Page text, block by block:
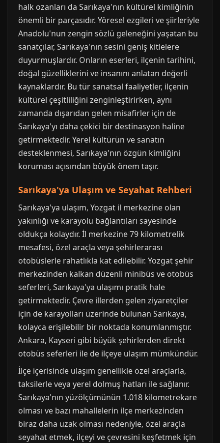
halk ozanları da Sarıkaya'nın kültürel kimliğinin
önemli bir parçasıdır. Yöresel ezgileri ve şiirleriyle
Anadolu'nun zengin sözlü geleneğini yaşatan bu
sanatçılar, Sarıkaya'nın sesini geniş kitlelere
duyurmuşlardır. Onların eserleri, ilçenin tarihini,
doğal güzelliklerini ve insanını anlatan değerli
kaynaklardır. Bu tür sanatsal faaliyetler, ilçenin
kültürel çeşitliliğini zenginleştirirken, aynı
zamanda dışarıdan gelen misafirler için de
Sarıkaya'yı daha çekici bir destinasyon haline
getirmektedir. Yerel kültürün ve sanatın
desteklenmesi, Sarıkaya'nın özgün kimliğini
koruması açısından büyük önem taşır.
Sarıkaya'ya Ulaşım ve Seyahat Rehberi
Sarıkaya'ya ulaşım, Yozgat il merkezine olan
yakınlığı ve karayolu bağlantıları sayesinde
oldukça kolaydır. İl merkezine 79 kilometrelik
mesafesi, özel araçla veya şehirlerarası
otobüslerle rahatlıkla kat edilebilir. Yozgat şehir
merkezinden kalkan düzenli minibüs ve otobüs
seferleri, Sarıkaya'ya ulaşımı pratik hale
getirmektedir. Çevre illerden gelen ziyaretçiler
için de karayolları üzerinde bulunan Sarıkaya,
kolayca erişilebilir bir noktada konumlanmıştır.
Ankara, Kayseri gibi büyük şehirlerden direkt
otobüs seferleri ile de ilçeye ulaşım mümkündür.
İlçe içerisinde ulaşım genellikle özel araçlarla,
taksilerle veya yerel dolmuş hatları ile sağlanır.
Sarıkaya'nın yüzölçümünün 1.018 kilometrekare
olması ve bazı mahallelerin ilçe merkezinden
biraz daha uzak olması nedeniyle, özel araçla
seyahat etmek, ilçeyi ve çevresini keşfetmek için